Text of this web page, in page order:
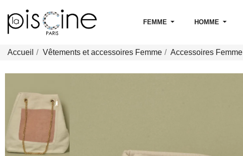
FEMME HOMME
Accueil Vêtements et accessoires Femme Accessoires Femme